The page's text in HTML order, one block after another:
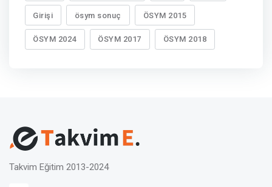
Girişi ösym sonuç ÖSYM 2015
ÖSYM 2024 ÖSYM 2017 ÖSYM 2018
Takvim Eğitim 2013-2024